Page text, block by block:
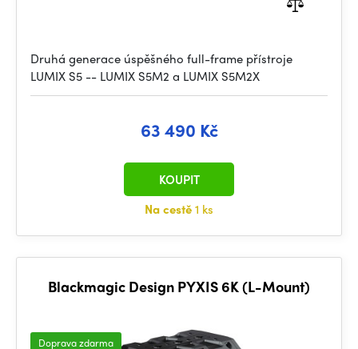
Druhá generace úspěšného full-frame přístroje
LUMIX S5 -- LUMIX S5M2 a LUMIX S5M2X
63 490 Kč
Na cestě1 ks
KOUPIT
Blackmagic Design PYXIS 6K (L-Mount)
Doprava zdarma